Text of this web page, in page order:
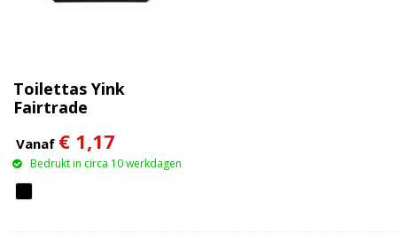
Toilettas Yink
Fairtrade
Vanaf € 1,17
Bedrukt in circa 10 werkdagen